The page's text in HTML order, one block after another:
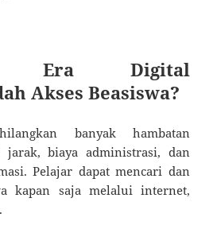
Era Digital
Akses Beasiswa?
banyak hambatan
jarak, biaya administrasi, dan
Pelajar dapat mencari dan
kapan saja melalui internet,